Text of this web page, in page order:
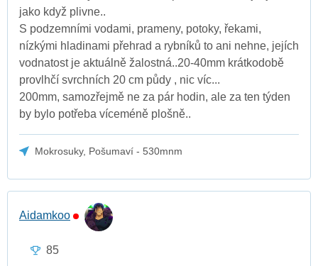
jako když plivne..
S podzemními vodami, prameny, potoky, řekami,
nízkými hladinami přehrad a rybníků to ani nehne, jejích
vodnatost je aktuálně žalostná..20-40mm krátkodobě
provlhčí svrchních 20 cm půdy , nic víc...
200mm, samozřejmě ne za pár hodin, ale za ten týden
by bylo potřeba víceméně plošně..
Mokrosuky, Pošumaví - 530mnm
Aidamkoo
85